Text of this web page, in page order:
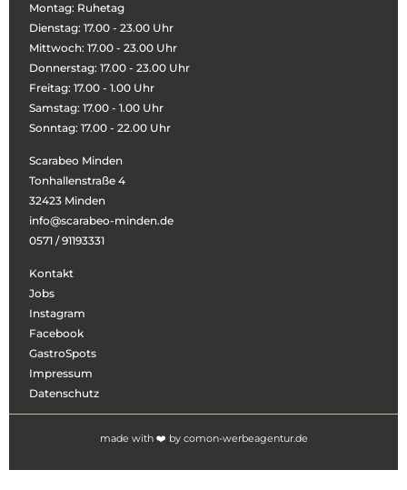
Montag: Ruhetag
Dienstag: 17.00 - 23.00 Uhr
Mittwoch: 17.00 - 23.00 Uhr
Donnerstag: 17.00 - 23.00 Uhr
Freitag: 17.00 - 1.00 Uhr
Samstag: 17.00 - 1.00 Uhr
Sonntag: 17.00 - 22.00 Uhr
Scarabeo Minden
Tonhallenstraße 4
32423 Minden
info@scarabeo-minden.de
0571 / 91193331
Kontakt
Jobs
Instagram
Facebook
GastroSpots
Impressum
Datenschutz
made with ❤️ by comon-werbeagentur.de